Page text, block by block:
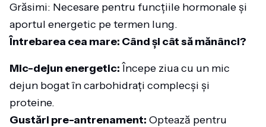
Grăsimi: Necesare pentru funcțiile hormonale și
aportul energetic pe termen lung.
Întrebarea cea mare: Când și cât să mănânci?
Mic-dejun energetic:Începe ziua cu un mic
dejun bogat în carbohidrați complecși și
proteine.
Gustări pre-antrenament: Optează pentru